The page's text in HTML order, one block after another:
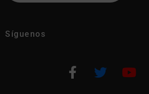
Síguenos